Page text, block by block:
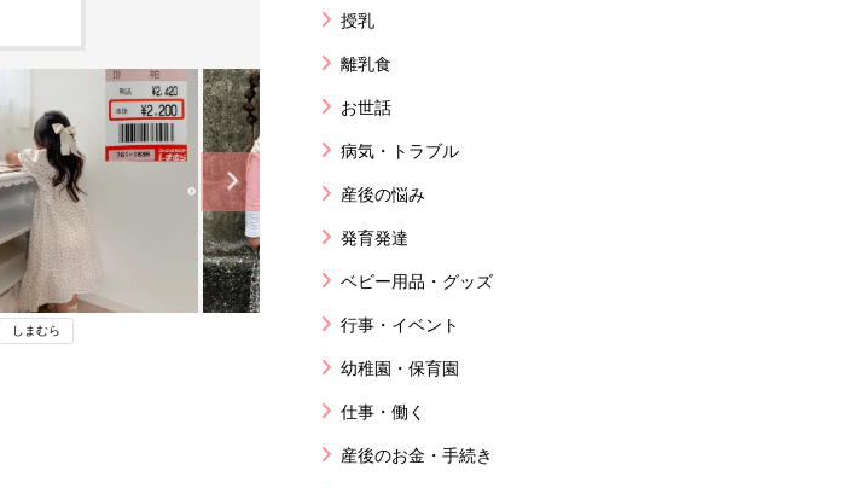
しまむら
授乳
離乳食
お世話
病気・トラブル
産後の悩み
発育発達
ベビー用品・グッズ
行事・イベント
幼稚園・保育園
仕事・働く
産後のお金・手続き